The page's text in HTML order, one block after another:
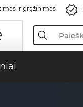
ir grąžinimas